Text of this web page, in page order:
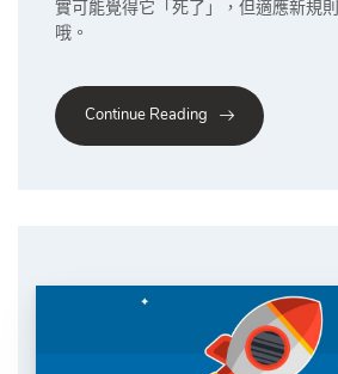
實可能覺得它「死了」，但適應新規
哦。
Continue Reading